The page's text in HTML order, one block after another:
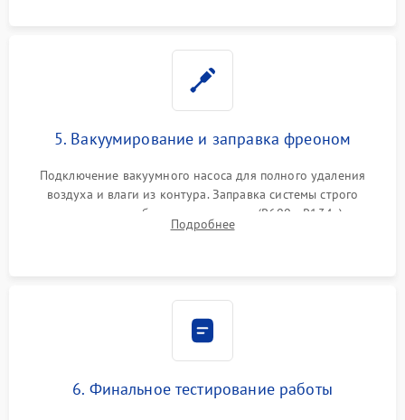
5. Вакуумирование и заправка фреоном
Подключение вакуумного насоса для полного удаления
воздуха и влаги из контура. Заправка системы строго
дозированным объемом хладагента (R600a, R134a) по
электронным весам. Контроль рабочего давления в системе.
Подробнее
6. Финальное тестирование работы